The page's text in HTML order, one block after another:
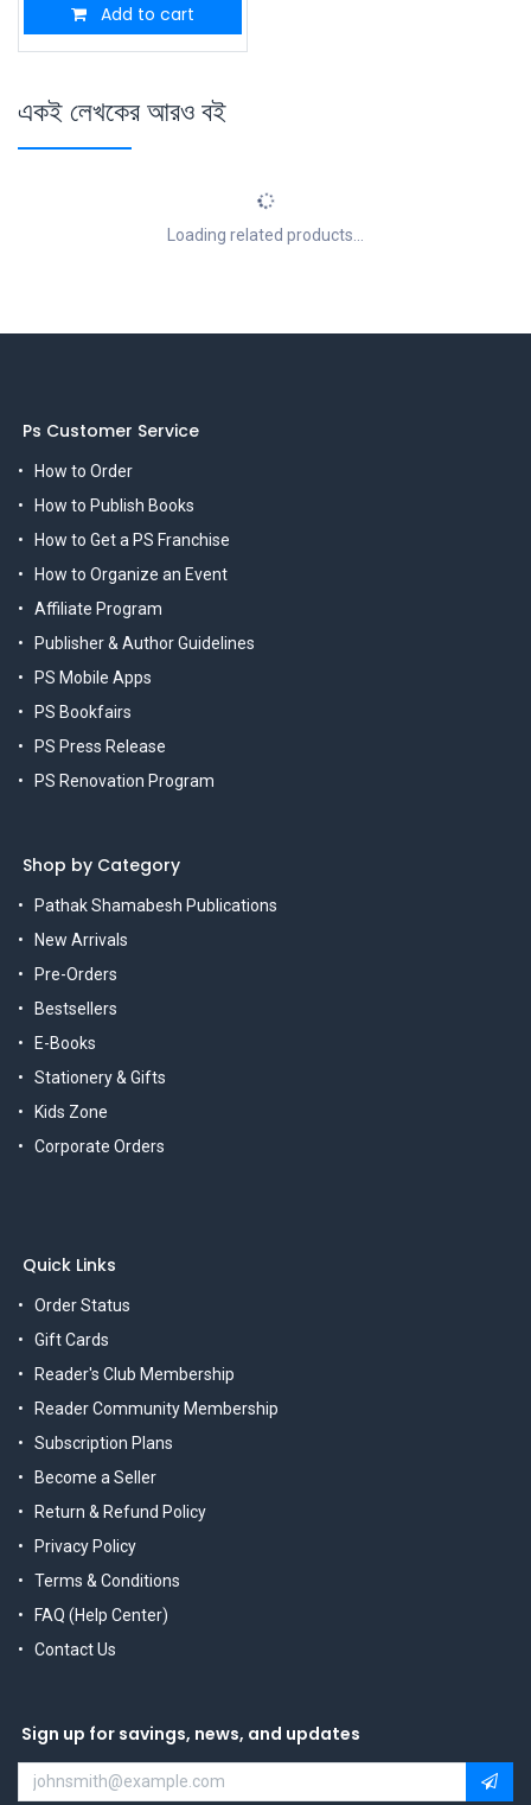
Add to cart
একই লেখকের আরও বই
Loading related products...
Ps Customer Service
How to Order
How to Publish Books
How to Get a PS Franchise
How to Organize an Event
Affiliate Program
Publisher & Author Guidelines
PS Mobile Apps
PS Bookfairs
PS Press Release
PS Renovation Program
Shop by Category
Pathak Shamabesh Publications
New Arrivals
Pre-Orders
Bestsellers
E-Books
Stationery & Gifts
Kids Zone
Corporate Orders
Quick Links
Order Status
Gift Cards
Reader's Club Membership
Reader Community Membership
Subscription Plans
Become a Seller
Return & Refund Policy
Privacy Policy
Terms & Conditions
FAQ (Help Center)
Contact Us
Sign up for savings, news, and updates